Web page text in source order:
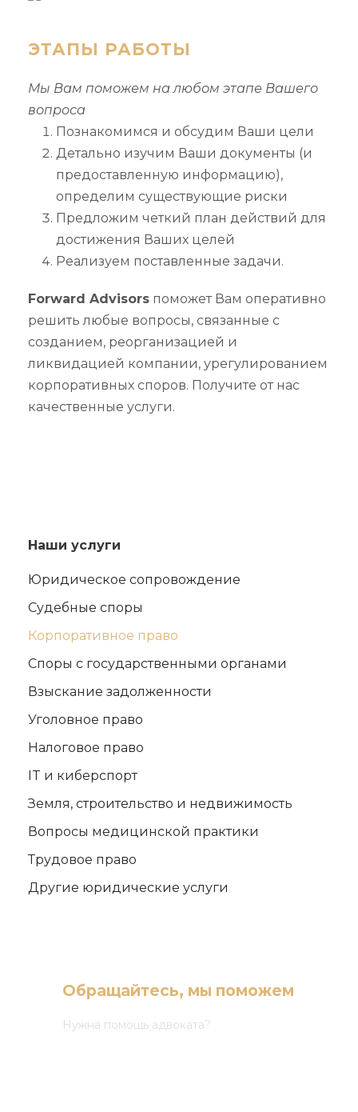
ЭТАПЫ РАБОТЫ
Мы Вам поможем на любом этапе Вашего
вопроса
Познакомимся и обсудим Ваши цели
Детально изучим Ваши документы (и
предоставленную информацию),
определим существующие риски
Предложим четкий план действий для
достижения Ваших целей
Реализуем поставленные задачи.
Forward Advisors поможет Вам оперативно
решить любые вопросы, связанные с
созданием, реорганизацией и
ликвидацией компании, урегулированием
корпоративных споров. Получите от нас
качественные услуги.
Наши услуги
Юридическое сопровождение
Судебные споры
Корпоративное право
Споры с государственными органами
Взыскание задолженности
Уголовное право
Налоговое право
IT и киберспорт
Земля, строительство и недвижимость
Вопросы медицинской практики
Трудовое право
Другие юридические услуги
Обращайтесь, мы поможем
Нужна помощь адвоката?